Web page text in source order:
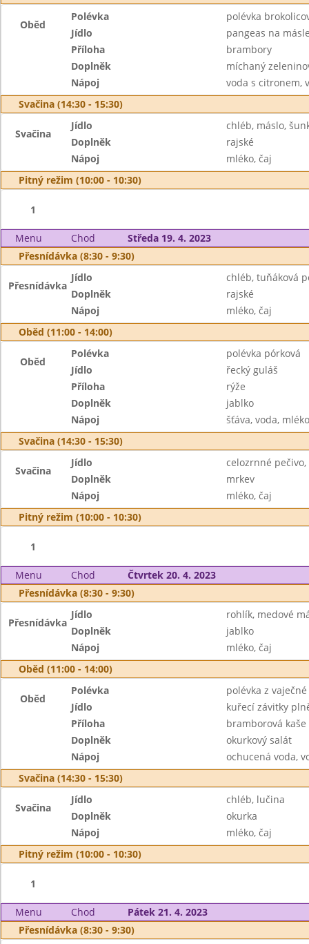
Oběd
Polévka
polévka
Jídlo
pangeas na
Příloha
brambory
Doplněk
míchaný
Nápoj
voda s citronem,
Svačina (14:30 - 15:30)
Svačina
Jídlo
chléb, máslo,
Doplněk
rajské
Nápoj
mléko, čaj
Pitný režim (10:00 - 10:30)
1
Menu Chod
Středa 19. 4. 2023
Přesnídávka (8:30 - 9:30)
Přesnídávka
Jídlo
chléb, tuňáková
Doplněk
rajské
Nápoj
mléko, čaj
Oběd (11:00 - 14:00)
Oběd
Polévka
polévka pórková
Jídlo
řecký guláš
Příloha
rýže
Doplněk
jablko
Nápoj
šťáva, voda, mléko
Svačina (14:30 - 15:30)
Svačina
Jídlo
celozrnné pečivo,
Doplněk
mrkev
Nápoj
mléko, čaj
Pitný režim (10:00 - 10:30)
1
Menu Chod
Čtvrtek 20. 4. 2023
Přesnídávka (8:30 - 9:30)
Přesnídávka
Jídlo
rohlík, medové
Doplněk
jablko
Nápoj
mléko, čaj
Oběd (11:00 - 14:00)
Oběd
Polévka
polévka z
Jídlo
kuřecí závitky
Příloha
bramborová kaše
Doplněk
okurkový salát
Nápoj
ochucená voda,
Svačina (14:30 - 15:30)
Svačina
Jídlo
chléb, lučina
Doplněk
okurka
Nápoj
mléko, čaj
Pitný režim (10:00 - 10:30)
1
Menu Chod
Pátek 21. 4. 2023
Přesnídávka (8:30 - 9:30)